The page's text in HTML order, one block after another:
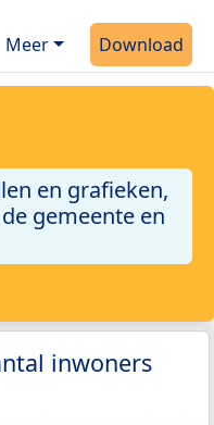
Meer Download
en grafieken,
gemeente en
inwoners